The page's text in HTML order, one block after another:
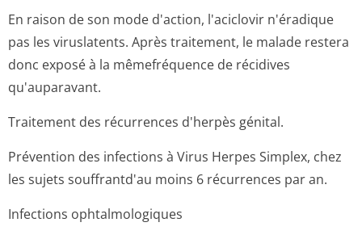
En raison de son mode d'action, l'aciclovir n'éradique
pas les viruslatents. Après traitement, le malade restera
donc exposé à la mêmefréquence de récidives
qu'auparavant.
Traitement des récurrences d'herpès génital.
Prévention des infections à Virus Herpes Simplex, chez
les sujets souffrantd'au moins 6 récurrences par an.
Infections ophtalmologiques